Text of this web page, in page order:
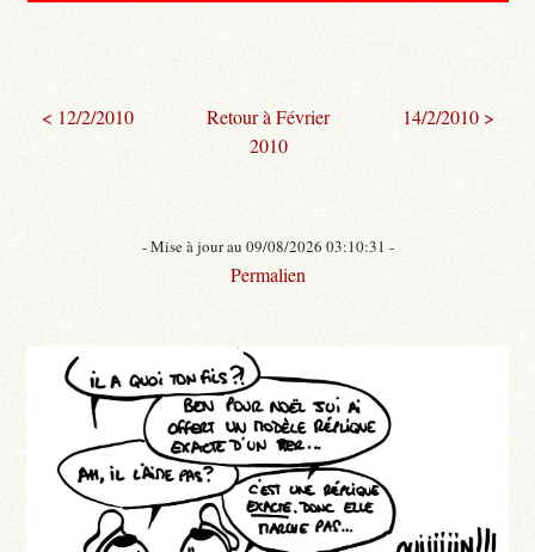
< 12/2/2010
Retour à Février
2010
14/2/2010 >
- Mise à jour au 09/08/2026 03:10:31 -
Permalien